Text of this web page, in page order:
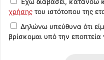
χρήσης του ιστότοπου της
Δηλώνω υπεύθυνα ότι
βρίσκομαι υπό την